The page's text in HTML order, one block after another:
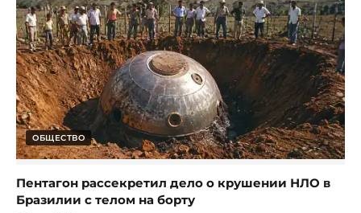
ОБЩЕСТВО
Пентагон рассекретил дело о крушении НЛО в
Бразилии с телом на борту